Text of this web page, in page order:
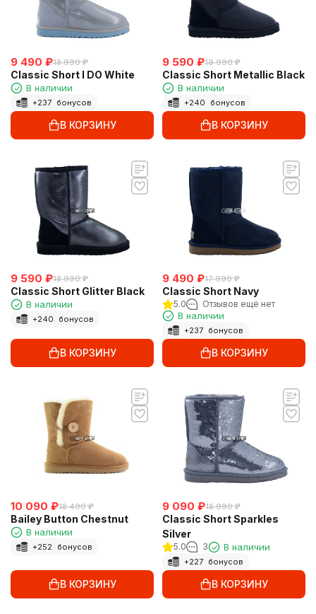
9 490 ₽18 990 ₽
Classic Short I DO White
В наличии
+237 бонусов
В КОРЗИНУ
9 590 ₽19 990 ₽
Classic Short Metallic Black
В наличии
+240 бонусов
В КОРЗИНУ
9 590 ₽18 990 ₽
Classic Short Glitter Black
В наличии
+240 бонусов
В КОРЗИНУ
9 490 ₽17 990 ₽
Classic Short Navy
5.0 Отзывов ещё нет
В наличии
+237 бонусов
В КОРЗИНУ
10 090 ₽18 490 ₽
Bailey Button Chestnut
В наличии
+252 бонусов
В КОРЗИНУ
9 090 ₽18 990 ₽
Classic Short Sparkles
Silver
5.0 3 В наличии
+227 бонусов
В КОРЗИНУ